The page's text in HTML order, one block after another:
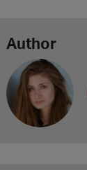
Author